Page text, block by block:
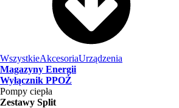
WszystkieAkcesoriaUrządzenia
Magazyny Energii
Wyłącznik PPOŻ
Pompy ciepła
Zestawy Split